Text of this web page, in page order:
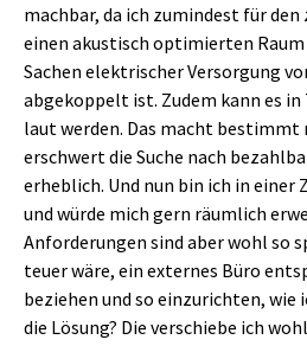
machbar, da ich zumindest für
einen akustisch optimierten Raum
Sachen elektrischer Versorgung
abgekoppelt ist. Zudem kann es
laut werden. Das macht bestimmt
erschwert die Suche nach
erheblich. Und nun bin ich in einer
und würde mich gern räumlich
Anforderungen sind aber wohl so
teuer wäre, ein externes Büro
beziehen und so einzurichten, wie
die Lösung? Die verschiebe ich